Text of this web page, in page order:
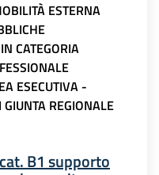
ESTERNA
CATEGORIA
ESECUTIVA -
REGIONALE
B1 supporto